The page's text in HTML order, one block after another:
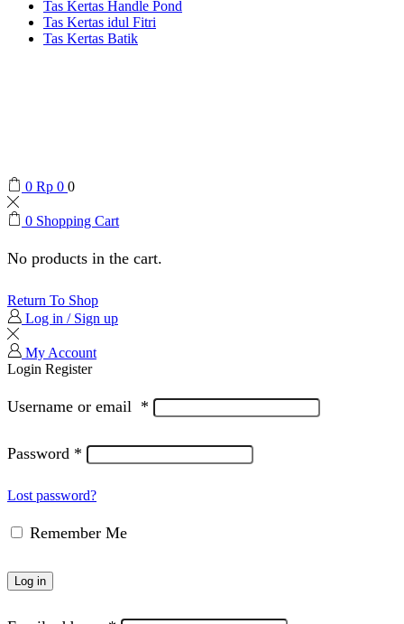
Tas Kertas Handle Pond
Tas Kertas idul Fitri
Tas Kertas Batik
0 Rp 0 0
0 Shopping Cart
No products in the cart.
Return To Shop
Log in / Sign up
My Account
Login Register
Username or email *
Password *
Lost password?
Remember Me
Log in